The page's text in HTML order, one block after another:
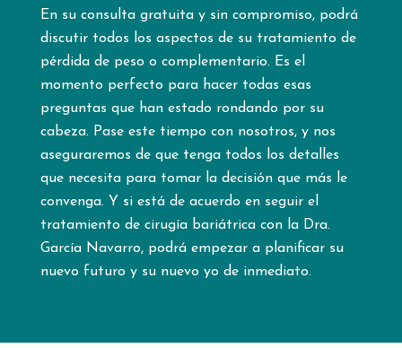
En su consulta gratuita y sin compromiso, podrá
discutir todos los aspectos de su tratamiento de
pérdida de peso o complementario. Es el
momento perfecto para hacer todas esas
preguntas que han estado rondando por su
cabeza. Pase este tiempo con nosotros, y nos
aseguraremos de que tenga todos los detalles
que necesita para tomar la decisión que más le
convenga. Y si está de acuerdo en seguir el
tratamiento de cirugía bariátrica con la Dra.
García Navarro, podrá empezar a planificar su
nuevo futuro y su nuevo yo de inmediato.